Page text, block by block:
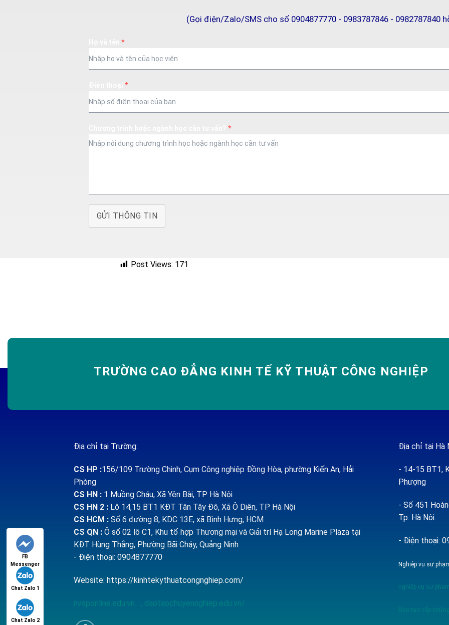
FB
Messenger
Chat Zalo 1
Chat Zalo 2
(Gọi điện/Zalo/SMS cho số 0904877770 - 0983787846 - 0982787840
*
*
*
GỬI THÔNG TIN
Post Views: 171
TRƯỜNG CAO ĐẲNG KINH TẾ KỸ THUẬT CÔNG NGHIỆP
Địa chỉ tại Trường:
CS HP :156/109 Trường Chinh, Cụm Công nghiệp Đồng Hòa, phường Kiến An, Hải
Phòng
CS HN : 1 Muồng Cháu, Xã Yên Bài, TP Hà Nội
CS HN 2 : Lô 14,15 BT1 KĐT Tân Tây Đô, Xã Ô Diên, TP Hà Nội
CS HCM : Số 6 đường 8, KDC 13E, xã Bình Hưng, HCM
CS QN : Ô số 02 lô C1, Khu tổ hợp Thương mại và Giải trí Hạ Long Marine Plaza tại
KĐT Hùng Thắng, Phường Bãi Cháy, Quảng Ninh
- Điện thoại: 0904877770
Website: https://kinhtekythuatcongnghiep.com/
nvsponline.edu.vn , daotaochuyennghiep.edu.vn/
Địa chỉ tại Hà
- 14-15 BT1,
Phượng
- Số 451
Tp. Hà Nội.
- Điện thoại:
Nghiệp vụ sư
nghiệp vụ sư
Đào tạo cấp